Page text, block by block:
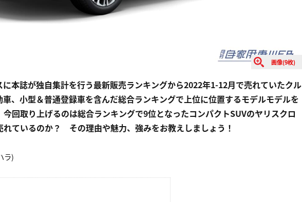
画像(9枚)
本誌が独自集計を行う最新販売ランキングから2022年1-12月で売れていたクル
、小型＆普通登録車を含んだ総合ランキングで上位に位置するモデルモデルを
回取り上げるのは総合ランキングで9位となったコンパクトSUVのヤリスクロ
れているのか？ その理由や魅力、強みをお教えしましょう！
ラ)